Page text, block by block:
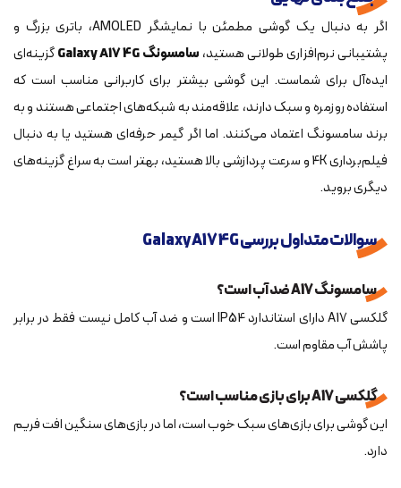
اگر به دنبال یک گوشی مطمئن با نمایشگر AMOLED، باتری بزرگ و
پشتیبانی نرم‌افزاری طولانی هستید،سامسونگ Galaxy A17 4G
گزینه‌ای
ایده‌آل برای شماست. این گوشی بیشتر برای کاربرانی مناسب است که
استفاده روزمره و سبک دارند، علاقه‌مند به شبکه‌های اجتماعی هستند و به
برند سامسونگ اعتماد می‌کنند. اما اگر گیمر حرفه‌ای هستید یا به دنبال
فیلم‌برداری 4K و سرعت پردازشی بالا هستید، بهتر است به سراغ گزینه‌های
دیگری بروید.
سوالات متداول بررسی Galaxy A17 4G
سامسونگ A17 ضد آب است؟
گلکسی A17 دارای استاندارد IP54 است و ضد آب کامل نیست فقط در برابر
پاشش آب مقاوم است.
گلکسی A17 برای بازی مناسب است؟
این گوشی برای بازی‌های سبک خوب است، اما در بازی‌های سنگین افت فریم
دارد.